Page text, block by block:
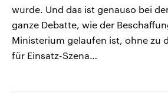
wurde. Und das ist genauso bei
ganze Debatte, wie der
Ministerium gelaufen ist, ohne zu
für Einsatz-Szena…